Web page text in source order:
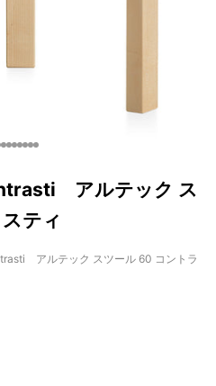
Error: Missing interpolation
Error: Missing interpolation
I18n Error: Missing interpolation
I18n Error: Missing interpolation
I18n Error: Missing interpolation
I18n Error: Missing interpolation
I18n Error: Missing interpolation
I18n Error: Missing
I18n Error: Missing
アルテック ス
ティ
アルテック スツール 60 コントラ